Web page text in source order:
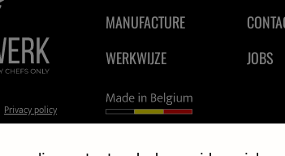
Privacy policy
MANUFACTURE
WERKWIJZE
JOBS